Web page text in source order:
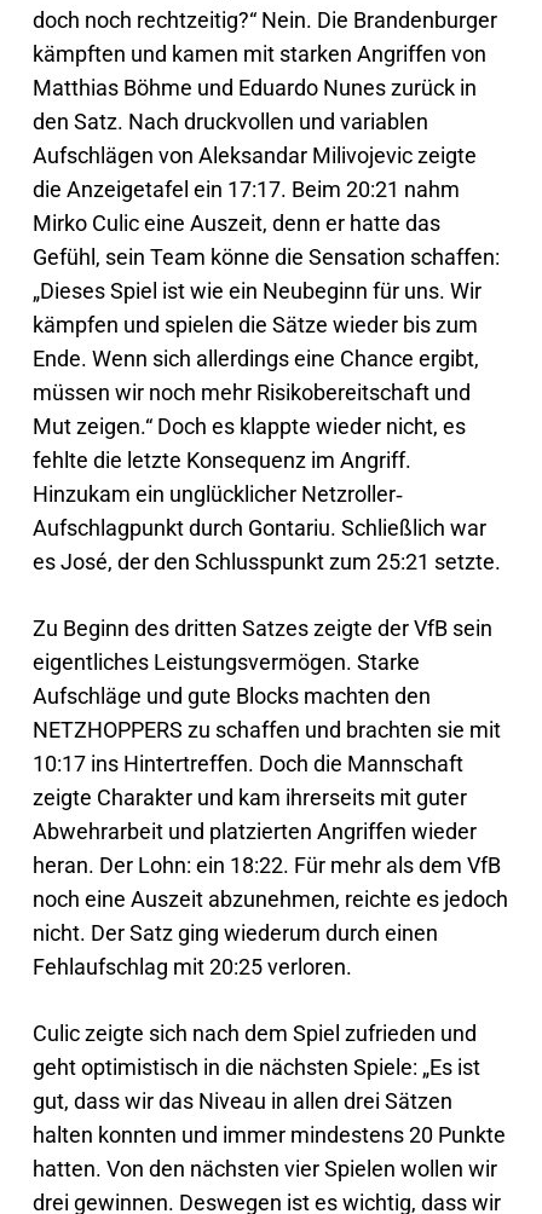
doch noch rechtzeitig?“ Nein. Die Brandenburger
kämpften und kamen mit starken Angriffen von
Matthias Böhme und Eduardo Nunes zurück in
den Satz. Nach druckvollen und variablen
Aufschlägen von Aleksandar Milivojevic zeigte
die Anzeigetafel ein 17:17. Beim 20:21 nahm
Mirko Culic eine Auszeit, denn er hatte das
Gefühl, sein Team könne die Sensation schaffen:
„Dieses Spiel ist wie ein Neubeginn für uns. Wir
kämpfen und spielen die Sätze wieder bis zum
Ende. Wenn sich allerdings eine Chance ergibt,
müssen wir noch mehr Risikobereitschaft und
Mut zeigen.“ Doch es klappte wieder nicht, es
fehlte die letzte Konsequenz im Angriff.
Hinzukam ein unglücklicher Netzroller‐
Aufschlagpunkt durch Gontariu. Schließlich war
es José, der den Schlusspunkt zum 25:21 setzte.
Zu Beginn des dritten Satzes zeigte der VfB sein
eigentliches Leistungsvermögen. Starke
Aufschläge und gute Blocks machten den
NETZHOPPERS zu schaffen und brachten sie mit
10:17 ins Hintertreffen. Doch die Mannschaft
zeigte Charakter und kam ihrerseits mit guter
Abwehrarbeit und platzierten Angriffen wieder
heran. Der Lohn: ein 18:22. Für mehr als dem VfB
noch eine Auszeit abzunehmen, reichte es jedoch
nicht. Der Satz ging wiederum durch einen
Fehlaufschlag mit 20:25 verloren.
Culic zeigte sich nach dem Spiel zufrieden und
geht optimistisch in die nächsten Spiele: „Es ist
gut, dass wir das Niveau in allen drei Sätzen
halten konnten und immer mindestens 20 Punkte
hatten. Von den nächsten vier Spielen wollen wir
drei gewinnen. Deswegen ist es wichtig, dass wir